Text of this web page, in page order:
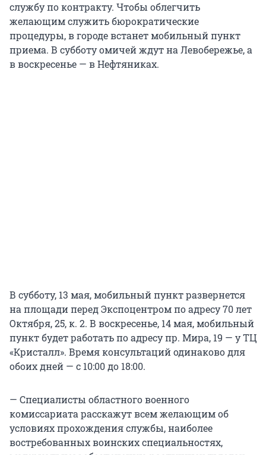
службу по контракту. Чтобы облегчить
желающим служить бюрократические
процедуры, в городе встанет мобильный пункт
приема. В субботу омичей ждут на Левобережье, а
в воскресенье — в Нефтяниках.
В субботу, 13 мая, мобильный пункт развернется
на площади перед Экспоцентром по адресу 70 лет
Октября, 25, к. 2. В воскресенье, 14 мая, мобильный
пункт будет работать по адресу пр. Мира, 19 — у ТЦ
«Кристалл». Время консультаций одинаково для
обоих дней — с 10:00 до 18:00.
— Специалисты областного военного
комиссариата расскажут всем желающим об
условиях прохождения службы, наиболее
востребованных воинских специальностях,